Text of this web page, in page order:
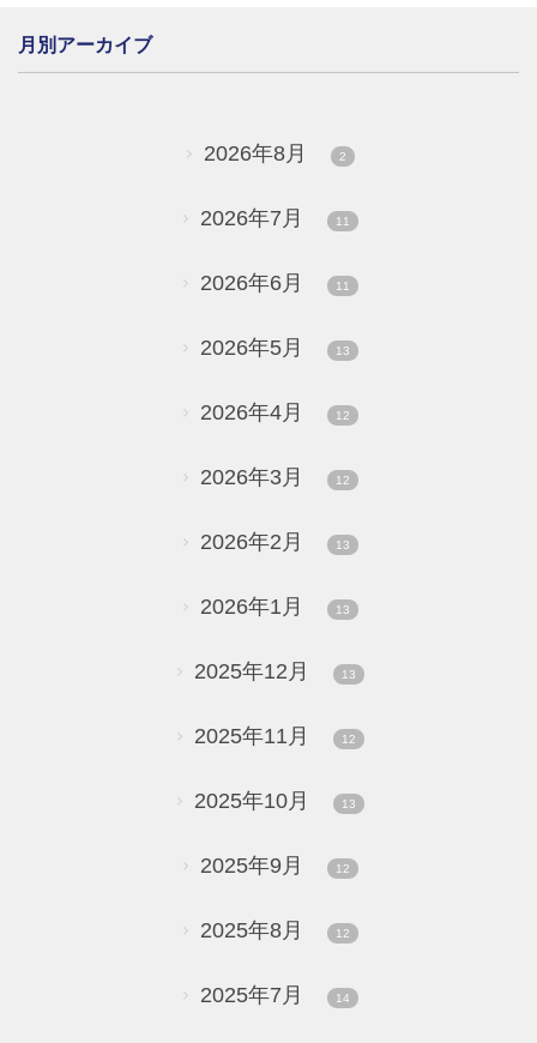
月別アーカイブ
2026年8月 2
2026年7月 11
2026年6月 11
2026年5月 13
2026年4月 12
2026年3月 12
2026年2月 13
2026年1月 13
2025年12月 13
2025年11月 12
2025年10月 13
2025年9月 12
2025年8月 12
2025年7月 14